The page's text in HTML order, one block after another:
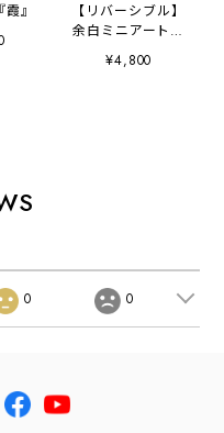
』
【リバーシブル】
余白ミニアートポ
スター（フレーム
付き）
¥4,800
0 0